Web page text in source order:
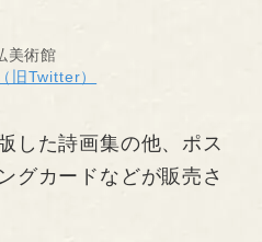
美術館
旧Twitter）
した詩画集の他、ポス
グカードなどが販売さ